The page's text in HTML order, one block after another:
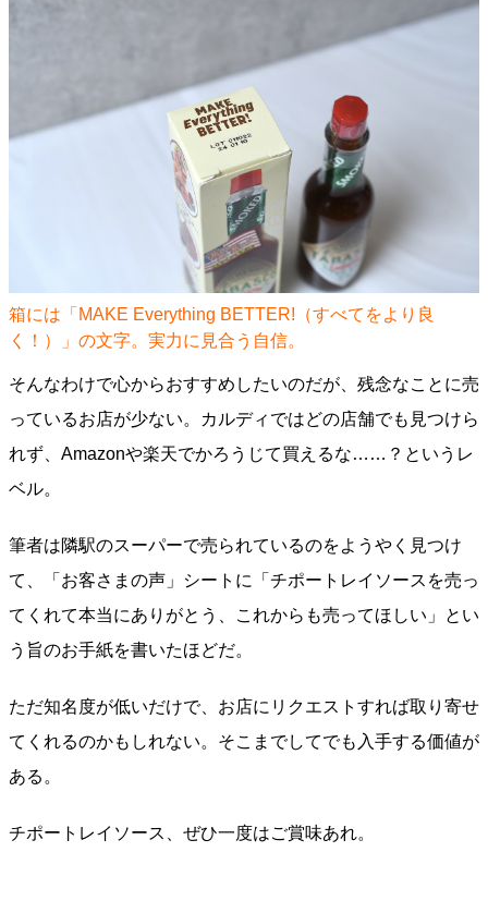
箱には「MAKE Everything BETTER!（すべてをより良
く！）」の文字。実力に見合う自信。
そんなわけで心からおすすめしたいのだが、残念なことに売
っているお店が少ない。カルディではどの店舗でも見つけら
れず、Amazonや楽天でかろうじて買えるな……？というレ
ベル。
筆者は隣駅のスーパーで売られているのをようやく見つけ
て、「お客さまの声」シートに「チポートレイソースを売っ
てくれて本当にありがとう、これからも売ってほしい」とい
う旨のお手紙を書いたほどだ。
ただ知名度が低いだけで、お店にリクエストすれば取り寄せ
てくれるのかもしれない。そこまでしてでも入手する価値が
ある。
チポートレイソース、ぜひ一度はご賞味あれ。